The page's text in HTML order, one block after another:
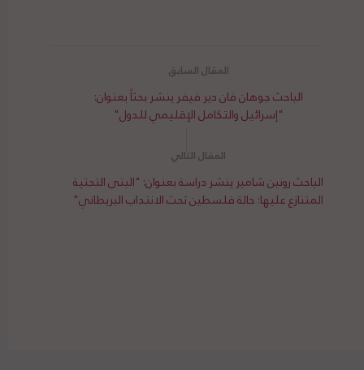
الباحث جوهان فان دير فيفر ينشر بحثاً بعنوان:
"إسرائيل والتكامل الإقليمي للدول"
الباحث رونين شامير ينشر دراسة بعنوان: "البنى التحتية
المتنازع عليها: حالة فلسطين تحت الانتداب البريطاني"